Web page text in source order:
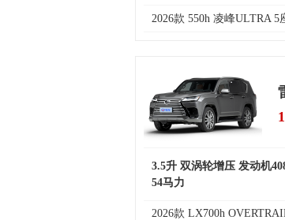
2026款 550h 凌峰ULTRA 5
3.5升 双涡轮增压 发动机
54马力
2026款 LX700h